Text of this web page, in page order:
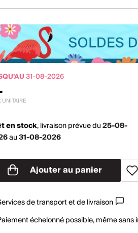
31-08-2026
UNITAIRE
en stock,livraison prévue du25-08-
au31-08-2026
Ajouter au panier
de transport et de livraison
échelonné possible, même sans